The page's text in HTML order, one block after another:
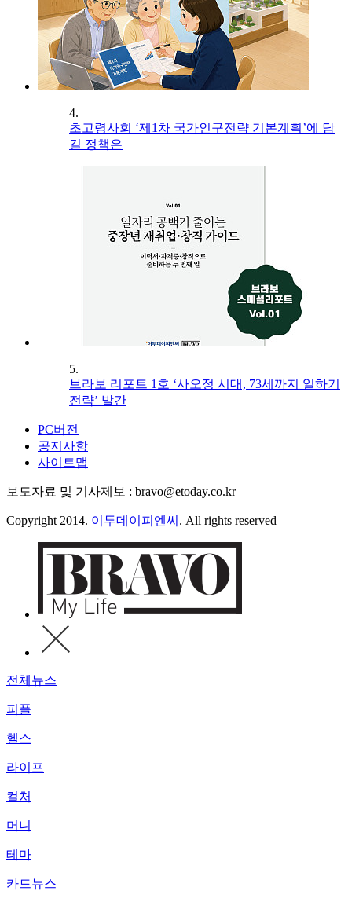
4.
초고령사회 ‘제1차 국가인구전략 기본계획’에 담
길 정책은
5.
브라보 리포트 1호 ‘사오정 시대, 73세까지 일하기
전략’ 발간
PC버전
공지사항
사이트맵
보도자료 및 기사제보 : bravo@etoday.co.kr
Copyright 2014. 이투데이피엔씨 . All rights reserved
전체뉴스
피플
헬스
라이프
컬처
머니
테마
카드뉴스